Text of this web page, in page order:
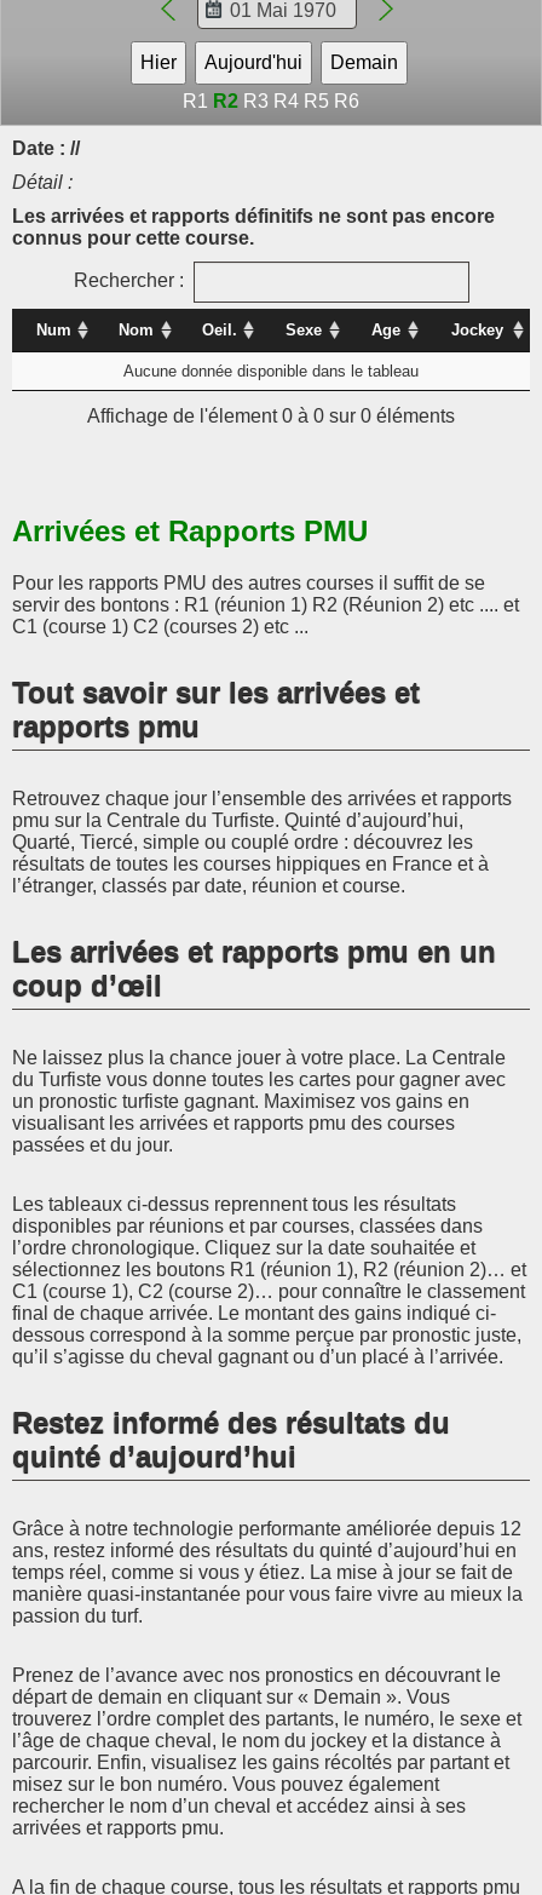
R1 R2 R3 R4 R5 R6
Date : //
Détail :
Les arrivées et rapports définitifs ne sont pas encore
connus pour cette course.
Rechercher :
Num Nom Oeil. Sexe Age Jockey
Aucune donnée disponible dans le tableau
Affichage de l'élement 0 à 0 sur 0 éléments
Arrivées et Rapports PMU
Pour les rapports PMU des autres courses il suffit de se
servir des bontons : R1 (réunion 1) R2 (Réunion 2) etc .... et
C1 (course 1) C2 (courses 2) etc ...
Tout savoir sur les arrivées et
rapports pmu
Retrouvez chaque jour l’ensemble des arrivées et rapports
pmu sur la Centrale du Turfiste. Quinté d’aujourd’hui,
Quarté, Tiercé, simple ou couplé ordre : découvrez les
résultats de toutes les courses hippiques en France et à
l’étranger, classés par date, réunion et course.
Les arrivées et rapports pmu en un
coup d’œil
Ne laissez plus la chance jouer à votre place. La Centrale
du Turfiste vous donne toutes les cartes pour gagner avec
un pronostic turfiste gagnant. Maximisez vos gains en
visualisant les arrivées et rapports pmu des courses
passées et du jour.
Les tableaux ci-dessus reprennent tous les résultats
disponibles par réunions et par courses, classées dans
l’ordre chronologique. Cliquez sur la date souhaitée et
sélectionnez les boutons R1 (réunion 1), R2 (réunion 2)… et
C1 (course 1), C2 (course 2)… pour connaître le classement
final de chaque arrivée. Le montant des gains indiqué ci-
dessous correspond à la somme perçue par pronostic juste,
qu’il s’agisse du cheval gagnant ou d’un placé à l’arrivée.
Restez informé des résultats du
quinté d’aujourd’hui
Grâce à notre technologie performante améliorée depuis 12
ans, restez informé des résultats du quinté d’aujourd’hui en
temps réel, comme si vous y étiez. La mise à jour se fait de
manière quasi-instantanée pour vous faire vivre au mieux la
passion du turf.
Prenez de l’avance avec nos pronostics en découvrant le
départ de demain en cliquant sur « Demain ». Vous
trouverez l’ordre complet des partants, le numéro, le sexe et
l’âge de chaque cheval, le nom du jockey et la distance à
parcourir. Enfin, visualisez les gains récoltés par partant et
misez sur le bon numéro. Vous pouvez également
rechercher le nom d’un cheval et accédez ainsi à ses
arrivées et rapports pmu.
A la fin de chaque course, tous les résultats et rapports pmu